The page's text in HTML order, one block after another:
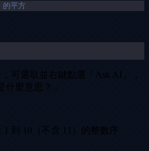
平方
，可選取並右鍵點選「Ask AI」，
什麼意思？」
1 到 10（不含 11）的整數序